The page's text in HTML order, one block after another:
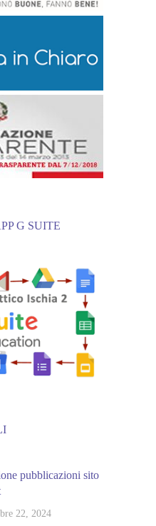
G SUITE
pubblicazioni sito
22, 2024